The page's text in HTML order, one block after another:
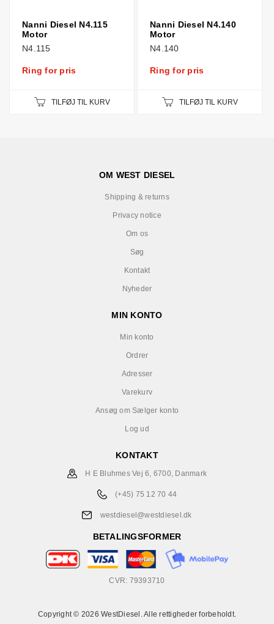
Nanni Diesel N4.115
Motor
N4.115
Ring for pris
TILFØJ TIL KURV
Nanni Diesel N4.140
Motor
N4.140
Ring for pris
TILFØJ TIL KURV
OM WEST DIESEL
Shipping & returns
Privacy notice
Om os
Søg
Kontakt
Nyheder
MIN KONTO
Min konto
Ordrer
Adresser
Varekurv
Ansøg om Sælger konto
Log ud
KONTAKT
H E Bluhmes Vej 6, 6700, Danmark
(+45) 75 12 70 44
westdiesel@westdiesel.dk
BETALINGSFORMER
CVR: 79393710
Copyright © 2026 WestDiesel. Alle rettigheder forbeholdt.